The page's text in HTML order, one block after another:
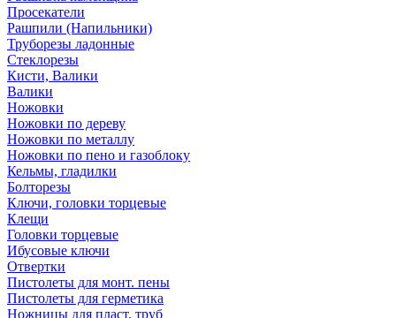
Просекатели
Рашпили (Напильники)
Труборезы ладонные
Стеклорезы
Кисти, Валики
Валики
Ножовки
Ножовки по дереву
Ножовки по металлу
Ножовки по пено и газоблоку
Кельмы, гладилки
Болторезы
Ключи, головки торцевые
Клещи
Головки торцевые
Ибусовые ключи
Отвертки
Пистолеты для монт. пены
Пистолеты для герметика
Ножницы для пласт. труб